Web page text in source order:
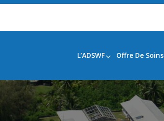
L’ADSWF Offre De Soins